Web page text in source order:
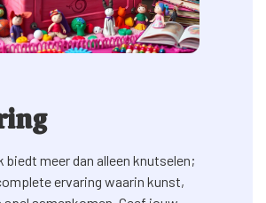
biedt meer dan alleen knutselen;
ervaring waarin kunst,